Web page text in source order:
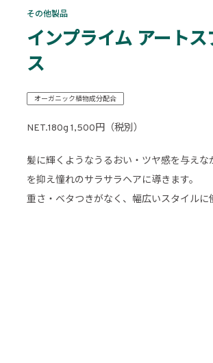
その他製品
インプライム アート
ス
オーガニック植物成分配合
NET.180g 1,500円（税別）
髪に輝くようなうるおい・ツヤ感を与え
を抑え憧れのサラサラヘアに導きます。
重さ・ベタつきがなく、幅広いスタイルに